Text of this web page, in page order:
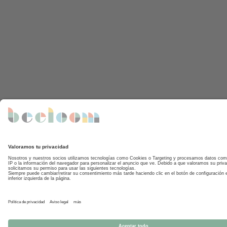
otros adultos.Expresa ideas y
sentimientos.Desarrolla su capacidad
largos y su vocabulario se extiende de
250 a 900 palabras. ¿Cómo ayudar a
desarrollar el lenguaje infantil? Para
estimular el desarrollo del lenguaje
infantil existen algunas herramientas